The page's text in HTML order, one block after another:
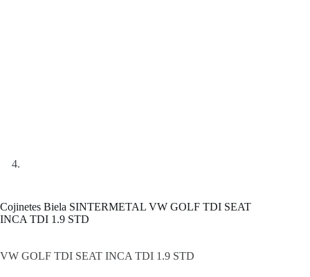
Cojinetes Biela SINTERMETAL VW GOLF TDI SEAT
INCA TDI 1.9 STD
VW GOLF TDI SEAT INCA TDI 1.9 STD